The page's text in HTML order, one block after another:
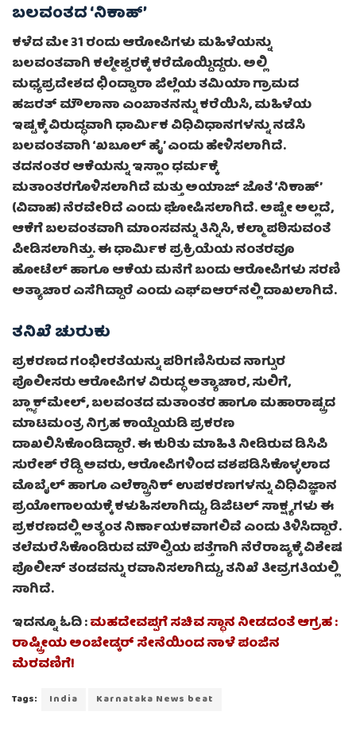
ಬಲವಂತದ ‘ನಿಕಾಹ್’
ಕಳೆದ ಮೇ 31 ರಂದು ಆರೋಪಿಗಳು ಮಹಿಳೆಯನ್ನು
ಬಲವಂತವಾಗಿ ಕಲ್ಮೇಶ್ವರಕ್ಕೆ ಕರೆದೊಯ್ದಿದ್ದರು. ಅಲ್ಲಿ
ಮಧ್ಯಪ್ರದೇಶದ ಛಿಂದ್ವಾರಾ ಜಿಲ್ಲೆಯ ತಮಿಯಾ ಗ್ರಾಮದ
ಹಜರತ್ ಮೌಲಾನಾ ಎಂಬಾತನನ್ನು ಕರೆಯಿಸಿ, ಮಹಿಳೆಯ
ಇಷ್ಟಕ್ಕೆ ವಿರುದ್ಧವಾಗಿ ಧಾರ್ಮಿಕ ವಿಧಿವಿಧಾನಗಳನ್ನು ನಡೆಸಿ
ಬಲವಂತವಾಗಿ ‘ಖಬೂಲ್ ಹೈ’ ಎಂದು ಹೇಳಿಸಲಾಗಿದೆ.
ತದನಂತರ ಆಕೆಯನ್ನು ಇಸ್ಲಾಂ ಧರ್ಮಕ್ಕೆ
ಮತಾಂತರಗೊಳಿಸಲಾಗಿದೆ ಮತ್ತು ಅಯಾಜ್ ಜೊತೆ ‘ನಿಕಾಹ್’
(ವಿವಾಹ) ನೆರವೇರಿದೆ ಎಂದು ಘೋಷಿಸಲಾಗಿದೆ. ಅಷ್ಟೇ ಅಲ್ಲದೆ,
ಆಕೆಗೆ ಬಲವಂತವಾಗಿ ಮಾಂಸವನ್ನು ತಿನ್ನಿಸಿ, ಕಲ್ಮಾ ಪಠಿಸುವಂತೆ
ಪೀಡಿಸಲಾಗಿತ್ತು. ಈ ಧಾರ್ಮಿಕ ಪ್ರಕ್ರಿಯೆಯ ನಂತರವೂ
ಹೋಟೆಲ್ ಹಾಗೂ ಆಕೆಯ ಮನೆಗೆ ಬಂದು ಆರೋಪಿಗಳು ಸರಣಿ
ಅತ್ಯಾಚಾರ ಎಸೆಗಿದ್ದಾರೆ ಎಂದು ಎಫ್ಐಆರ್‌ನಲ್ಲಿ ದಾಖಲಾಗಿದೆ.
ತನಿಖೆ ಚುರುಕು
ಪ್ರಕರಣದ ಗಂಭೀರತೆಯನ್ನು ಪರಿಗಣಿಸಿರುವ ನಾಗ್ಪುರ
ಪೊಲೀಸರು ಆರೋಪಿಗಳ ವಿರುದ್ಧ ಅತ್ಯಾಚಾರ, ಸುಲಿಗೆ,
ಬ್ಲ್ಯಾಕ್‌ಮೇಲ್, ಬಲವಂತದ ಮತಾಂತರ ಹಾಗೂ ಮಹಾರಾಷ್ಟ್ರದ
ಮಾಟಮಂತ್ರ ನಿಗ್ರಹ ಕಾಯ್ದೆಯಡಿ ಪ್ರಕರಣ
ದಾಖಲಿಸಿಕೊಂಡಿದ್ದಾರೆ. ಈ ಕುರಿತು ಮಾಹಿತಿ ನೀಡಿರುವ ಡಿಸಿಪಿ
ಸುರೇಶ್ ರೆಡ್ಡಿ ಅವರು, ಆರೋಪಿಗಳಿಂದ ವಶಪಡಿಸಿಕೊಳ್ಳಲಾದ
ಮೊಬೈಲ್ ಹಾಗೂ ಎಲೆಕ್ಟ್ರಾನಿಕ್ ಉಪಕರಣಗಳನ್ನು ವಿಧಿವಿಜ್ಞಾನ
ಪ್ರಯೋಗಾಲಯಕ್ಕೆ ಕಳುಹಿಸಲಾಗಿದ್ದು, ಡಿಜಿಟಲ್ ಸಾಕ್ಷ್ಯಗಳು ಈ
ಪ್ರಕರಣದಲ್ಲಿ ಅತ್ಯಂತ ನಿರ್ಣಾಯಕವಾಗಲಿವೆ ಎಂದು ತಿಳಿಸಿದ್ದಾರೆ.
ತಲೆಮರೆಸಿಕೊಂಡಿರುವ ಮೌಲ್ವಿಯ ಪತ್ತೆಗಾಗಿ ನೆರೆರಾಜ್ಯಕ್ಕೆ ವಿಶೇಷ
ಪೊಲೀಸ್ ತಂಡವನ್ನು ರವಾನಿಸಲಾಗಿದ್ದು, ತನಿಖೆ ತೀವ್ರಗತಿಯಲ್ಲಿ
ಸಾಗಿದೆ.
ಇದನ್ನೂ ಓದಿ :ಮಹದೇವಪ್ಪಗೆ ಸಚಿವ ಸ್ಥಾನ ನೀಡದಂತೆ ಆಗ್ರಹ :
ರಾಷ್ಟ್ರೀಯ ಅಂಬೇಡ್ಕರ್ ಸೇನೆಯಿಂದ ನಾಳೆ ಪಂಜಿನ
ಮೆರವಣಿಗೆ!
Tags: India Karnataka News beat